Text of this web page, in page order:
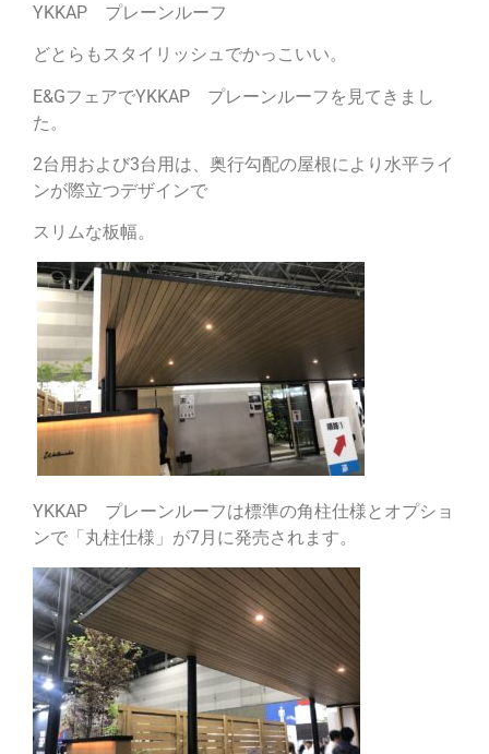
YKKAP プレーンルーフ
どとらもスタイリッシュでかっこいい。
E&GフェアでYKKAP プレーンルーフを見てきまし
た。
2台用および3台用は、奥行勾配の屋根により水平ライ
ンが際立つデザインで
スリムな板幅。
YKKAP プレーンルーフは標準の角柱仕様とオプショ
ンで「丸柱仕様」が7月に発売されます。